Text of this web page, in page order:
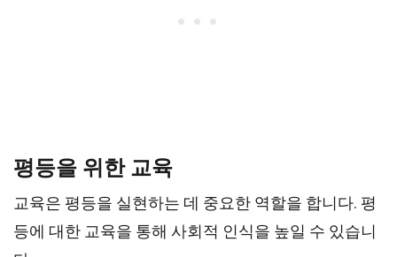
평등을 위한 교육
교육은 평등을 실현하는 데 중요한 역할을 합니다. 평
등에 대한 교육을 통해 사회적 인식을 높일 수 있습니